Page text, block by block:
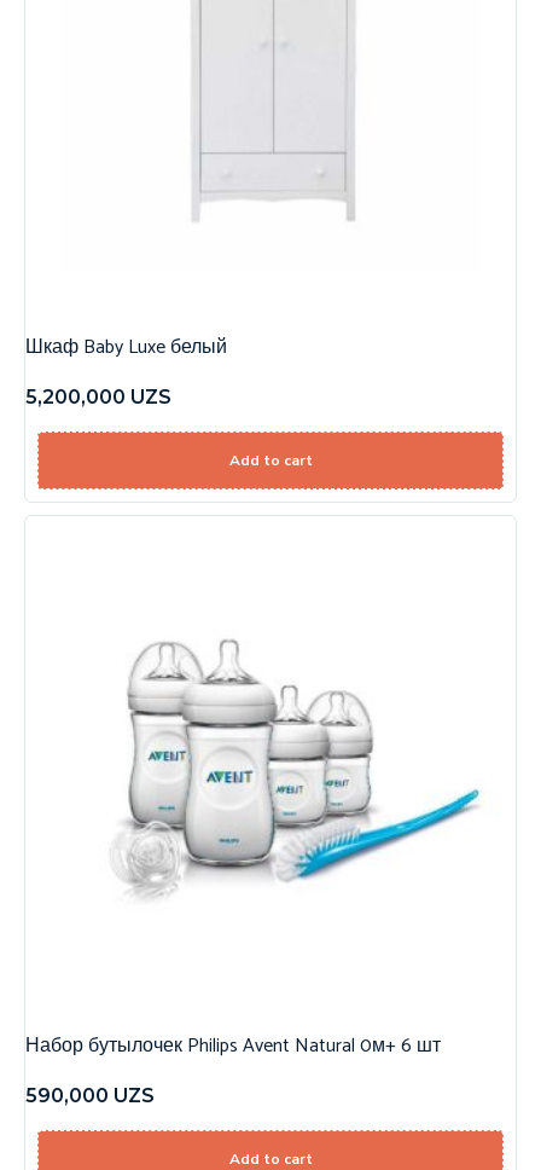
Шкаф Baby Luxe белый
5,200,000 UZS
Add to cart
Набор бутылочек Philips Avent Natural 0м+ 6 шт
590,000 UZS
Add to cart